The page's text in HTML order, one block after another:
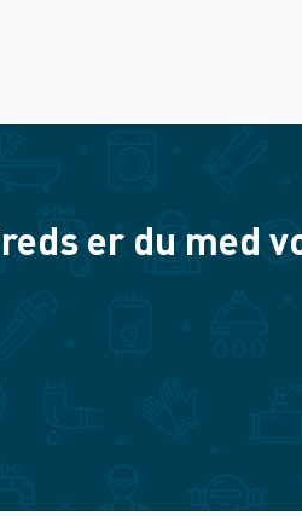
er du med